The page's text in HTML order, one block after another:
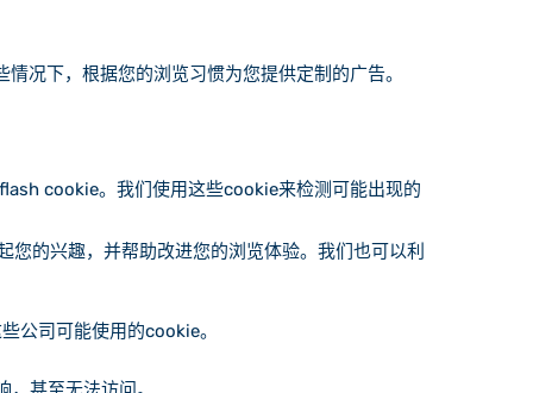
况下，根据您的浏览习惯为您提供定制的广告。
cookie。我们使用这些cookie来检测可能出现的
的兴趣，并帮助改进您的浏览体验。我们也可以利
公司可能使用的cookie。